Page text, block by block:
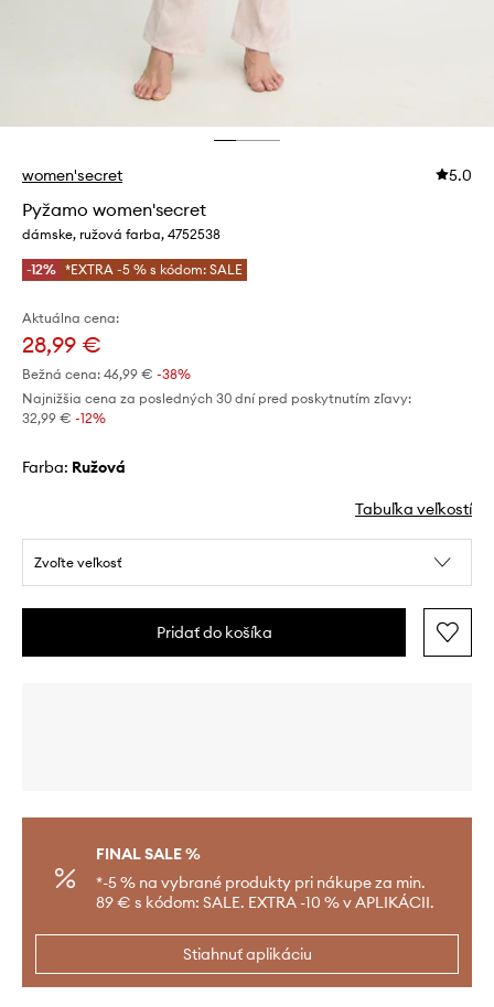
women'secret 5.0
Pyžamo women'secret
dámske, ružová farba, 4752538
-12% *EXTRA -5 % s kódom: SALE
Aktuálna cena:
28,99 €
Bežná cena: 46,99 € -38%
Najnižšia cena za posledných 30 dní pred poskytnutím zľavy:
32,99 € -12%
Farba: ružová
Tabuľka veľkostí
Zvoľte veľkosť
Pridať do košíka
FINAL SALE %
*-5 % na vybrané produkty pri nákupe za min.
89 € s kódom: SALE. EXTRA -10 % v APLIKÁCII.
Stiahnuť aplikáciu